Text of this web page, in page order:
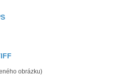
obrázku)